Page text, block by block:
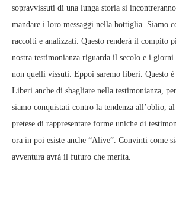
sopravvissuti di una lunga storia si
mandare i loro messaggi nella bottiglia. Siamo
raccolti e analizzati. Questo renderà il compito
nostra testimonianza riguarda il secolo e i
non quelli vissuti. Eppoi saremo liberi. Questo
Liberi anche di sbagliare nella testimonianza,
siamo conquistati contro la tendenza all’oblio,
pretese di rappresentare forme uniche di
ora in poi esiste anche “Alive”. Convinti come
avventura avrà il futuro che merita.